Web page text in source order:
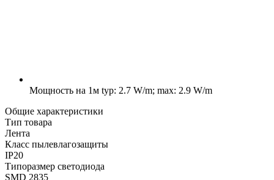
Мощность на 1м typ: 2.7 W/m; max: 2.9 W/m
Общие характеристики
Тип товара
Лента
Класс пылевлагозащиты
IP20
Типоразмер светодиода
SMD 2835